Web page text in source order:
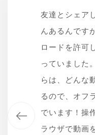
生徒に紹介
BGMとして
が多いのです
出できる機能
MP3やM4A
音楽プレーヤ
用したり、個
す。音質もク
仕事でTikTok
ることが多い
ォーターマー
でした。
ダーを使い始
画質の動画を
やアイデア出
ました。特に
友達とシェア
んあるんです
ロードを許可
っていました
らは、どんな
るので、オフ
でいます！操
ラウザで動画
子供が好きな
理のレシピ動
以前はロゴが
が悪かったり
は本当にきれ
ました。特
ので、家族の
ビでも簡単に